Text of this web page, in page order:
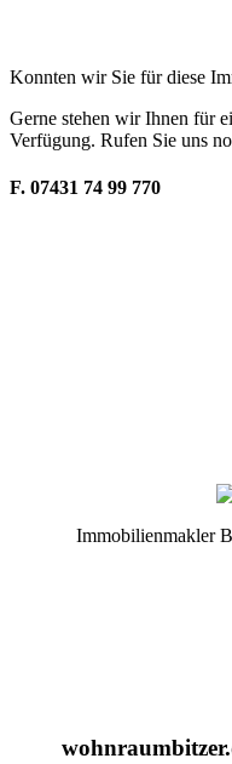
Konnten wir Sie für diese
Gerne stehen wir Ihnen für
Verfügung. Rufen Sie uns
F. 07431 74 99 770
Immobilienmakler